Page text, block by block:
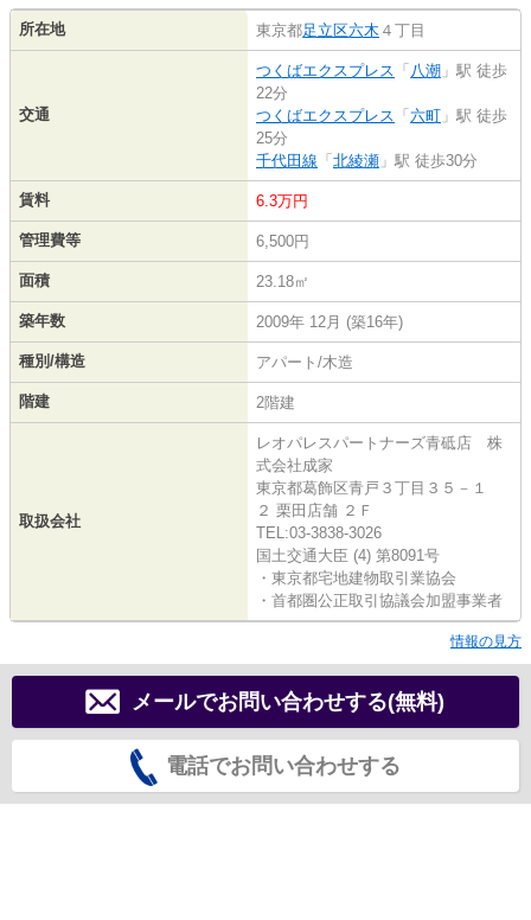
所在地 東京都足立区六木 ４丁目
交通
つくばエクスプレス 「 八潮 」駅 徒歩
22分
つくばエクスプレス 「 六町 」駅 徒歩
25分
千代田線 「 北綾瀬 」駅 徒歩30分
賃料 6.3万円
管理費等 6,500円
面積 23.18㎡
築年数 2009年 12月 (築16年)
種別/構造 アパート/木造
階建 2階建
取扱会社
レオパレスパートナーズ青砥店 株
式会社成家
東京都葛飾区青戸３丁目３５－１
２ 栗田店舗 ２Ｆ
TEL:03-3838-3026
国土交通大臣 (4) 第8091号
・東京都宅地建物取引業協会
・首都圏公正取引協議会加盟事業者
情報の見方
メールでお問い合わせする(無料)
電話でお問い合わせする